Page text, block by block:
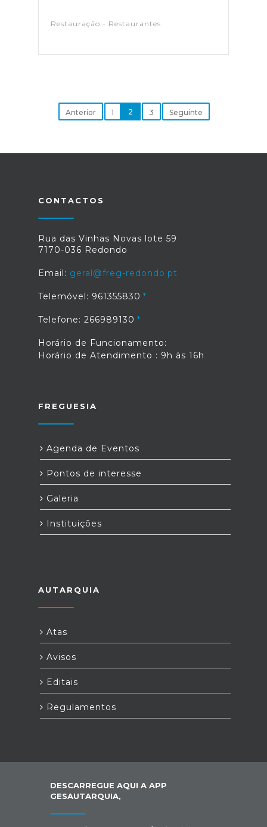
Restauração - Restaurantes
Anterior 1 2 3 Seguinte
CONTACTOS
Rua das Vinhas Novas lote 59
7170-036 Redondo
Email: geral@freg-redondo.pt
Telemóvel: 961355830
Telefone: 266989130
Horário de Funcionamento:
Horário de Atendimento : 9h às 16h
FREGUESIA
Agenda de Eventos
Pontos de interesse
Galeria
Instituições
AUTARQUIA
Atas
Avisos
Editais
Regulamentos
DESCARREGUE AQUI A APP
GESAUTARQUIA,